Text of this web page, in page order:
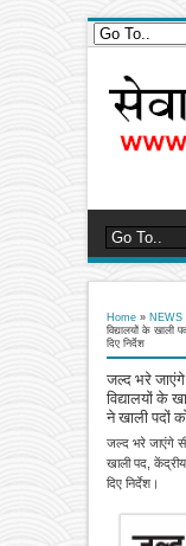
Home » NEWS
विद्यालयों के खाली
दिए निर्देश
जल्द भरे जाएंगे
विद्यालयों के
ने खाली पदों
जल्द भरे जाएंगे
खाली पद,
दिए निर्देश।